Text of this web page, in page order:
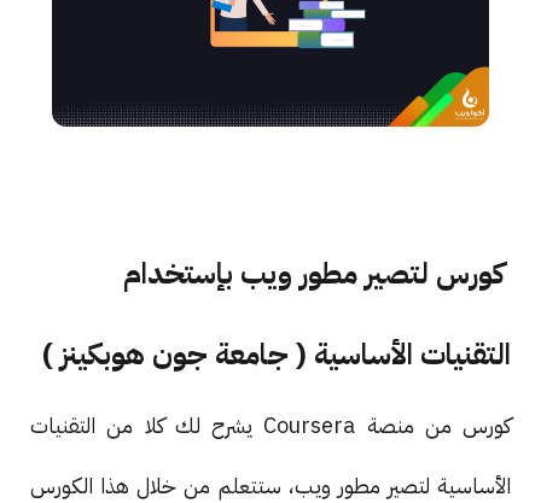
كورس لتصير مطور ويب بإستخدام
التقنيات الأساسية ( جامعة جون هوبكينز )
كورس من منصة Coursera يشرح لك كلا من التقنيات
الأساسية لتصير مطور ويب، ستتعلم من خلال هذا الكورس